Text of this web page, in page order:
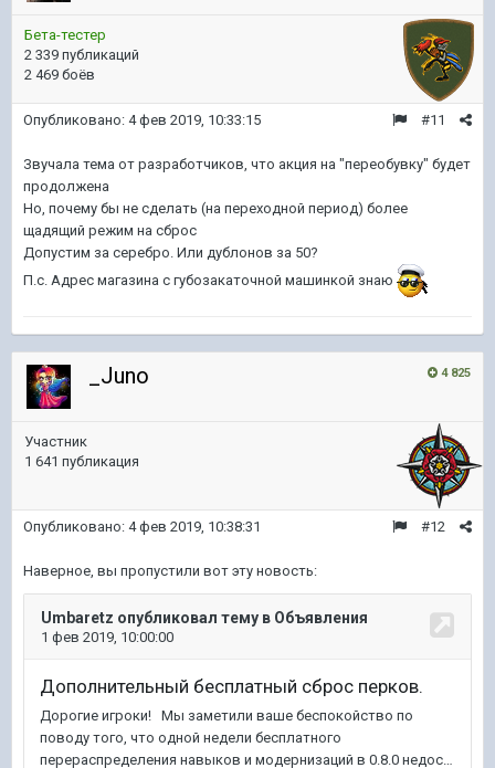
Бета-тестер
2 339 публикаций
2 469 боёв
#11
Опубликовано: 4 фев 2019, 10:33:15
Звучала тема от разработчиков, что акция на "переобувку" будет
продолжена
Но, почему бы не сделать (на переходной период) более
щадящий режим на сброс
Допустим за серебро. Или дублонов за 50?
П.с. Адрес магазина с губозакаточной машинкой знаю
4 825
_Juno
Участник
1 641 публикация
#12
Опубликовано: 4 фев 2019, 10:38:31
Наверное, вы пропустили вот эту новость: